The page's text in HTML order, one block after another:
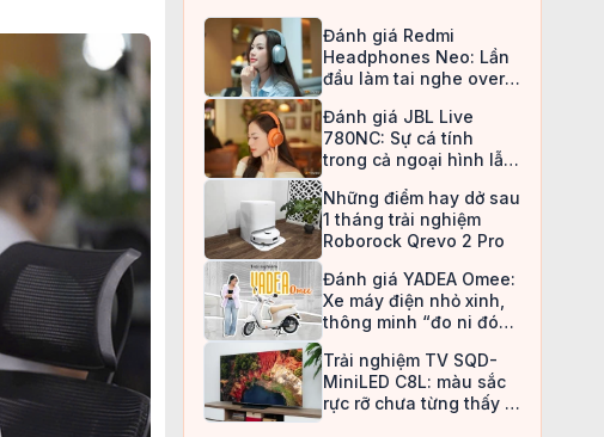
Đánh giá Redmi
Headphones Neo: Lần
đầu làm tai nghe over-
an toàn
Đánh giá JBL Live
780NC: Sự cá tính
trong cả ngoại hình lẫn
Những điểm hay dở sau
1 tháng trải nghiệm
Roborock Qrevo 2 Pro
Đánh giá YADEA Omee:
Xe máy điện nhỏ xinh,
thông minh “đo ni đóng
Trải nghiệm TV SQD-
MiniLED C8L: màu sắc
rực rỡ chưa từng thấy ở